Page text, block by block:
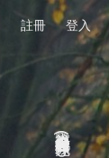
註冊 登入